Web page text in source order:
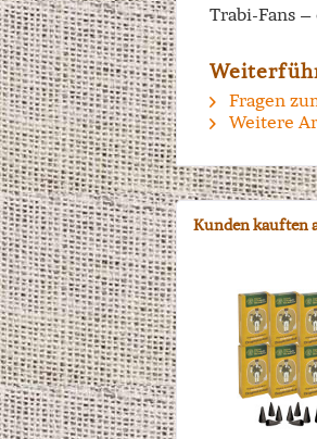
Trabi-Fans
Fragen
Weitere
Kunden kauften